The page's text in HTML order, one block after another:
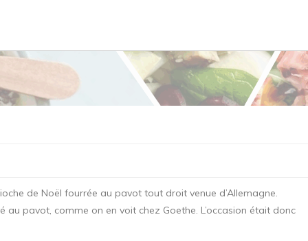
de Noël fourrée au pavot tout droit venue d’Allemagne.
au pavot, comme on en voit chez Goethe. L’occasion était donc